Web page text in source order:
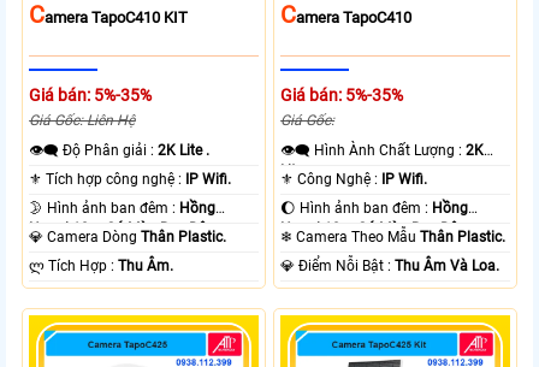
CAmera TapoC410 KIT
Giá bán: 5%-35%
Giá Gốc: Liên Hệ
👁️‍🗨 Độ Phân giải :2K Lite .
⚜️ Tích hợp công nghệ : IP Wifi.
🌛 Hình ảnh ban đêm : Hồng
Ngoại 10m Có Màu Ban Ðêm.
💎 Camera DòngThân Plastic.
️ლ Tích Hợp :Thu Âm.
CAmera TapoC410
Giá bán: 5%-35%
Giá Gốc:
👁️‍🗨 Hình Ành Chất Lượng :2K
Lite .
⚜️ Công Nghệ : IP Wifi.
🌔 Hình ảnh ban đêm : Hồng
Ngoại 10m Có Màu Ban Ðêm.
❄ Camera Theo MẫuThân Plastic.
️💎 Điểm Nỗi Bật :Thu Âm Và Loa.